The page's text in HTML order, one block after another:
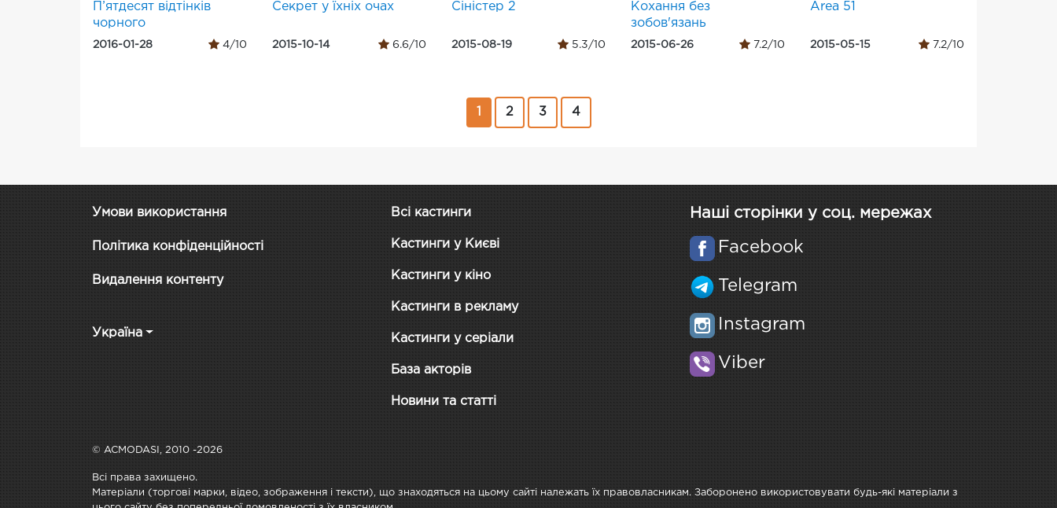
П’ятдесят відтінків
чорного
2016-01-28 4/10
Секрет у їхніх очах
2015-10-14 6.6/10
Сіністер 2
2015-08-19 5.3/10
Кохання без
зобов'язань
2015-06-26 7.2/10
Area 51
2015-05-15 7.2/10
2 3 4
Умови використання
Політика конфіденційності
Видалення контенту
Україна
Всі кастинги
Кастинги у Києві
Кастинги у кіно
Кастинги в рекламу
Кастинги у серіали
База акторів
Новини та статті
Наші сторінки у соц. мережах
Facebook
Telegram
Instagram
Viber
© ACMODASI, 2010 -2026
Всі права захищено.
Матеріали (торгові марки, відео, зображення і тексти), що знаходяться на цьому сайті належать їх правовласникам. Заборонено використовувати будь-які матеріали з